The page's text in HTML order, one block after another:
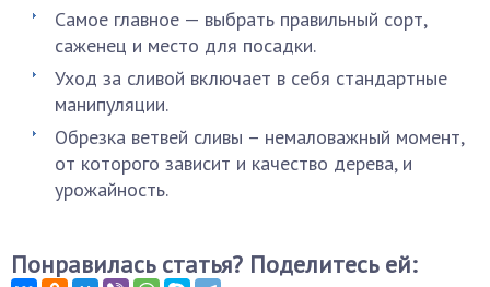
Самое главное — выбрать правильный сорт,
саженец и место для посадки.
Уход за сливой включает в себя стандартные
манипуляции.
Обрезка ветвей сливы – немаловажный момент,
от которого зависит и качество дерева, и
урожайность.
Понравилась статья? Поделитесь ей: